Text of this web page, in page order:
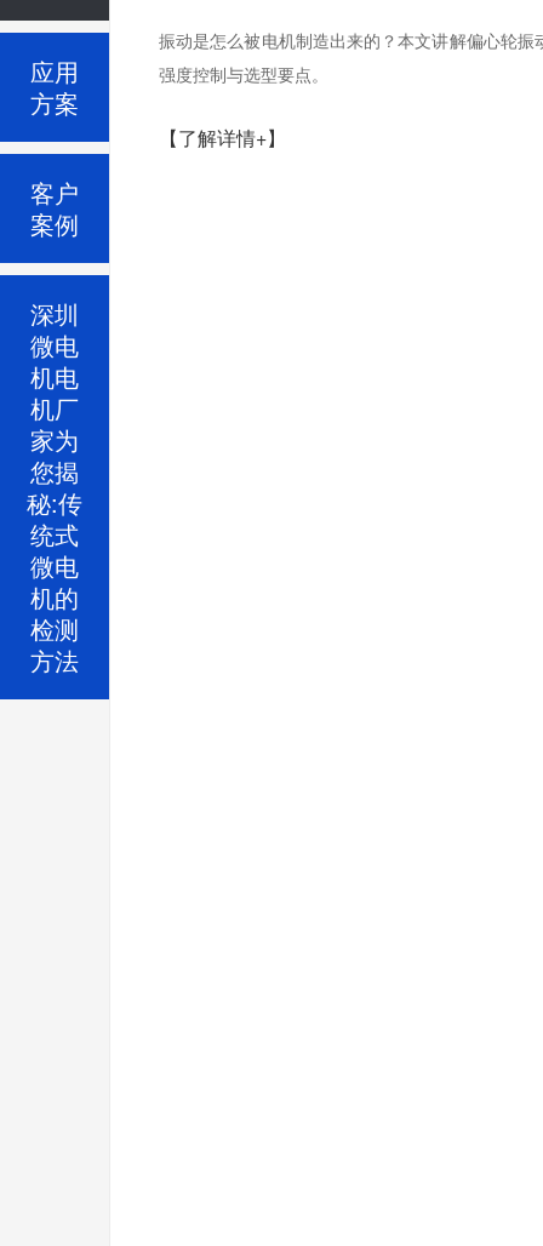
振动是怎么被电机制造出来的？本文讲解偏心轮
强度控制与选型要点。
【了解详情+】
应用
方案
客户
案例
深圳
微电
机电
机厂
家为
您揭
秘:传
统式
微电
机的
检测
方法